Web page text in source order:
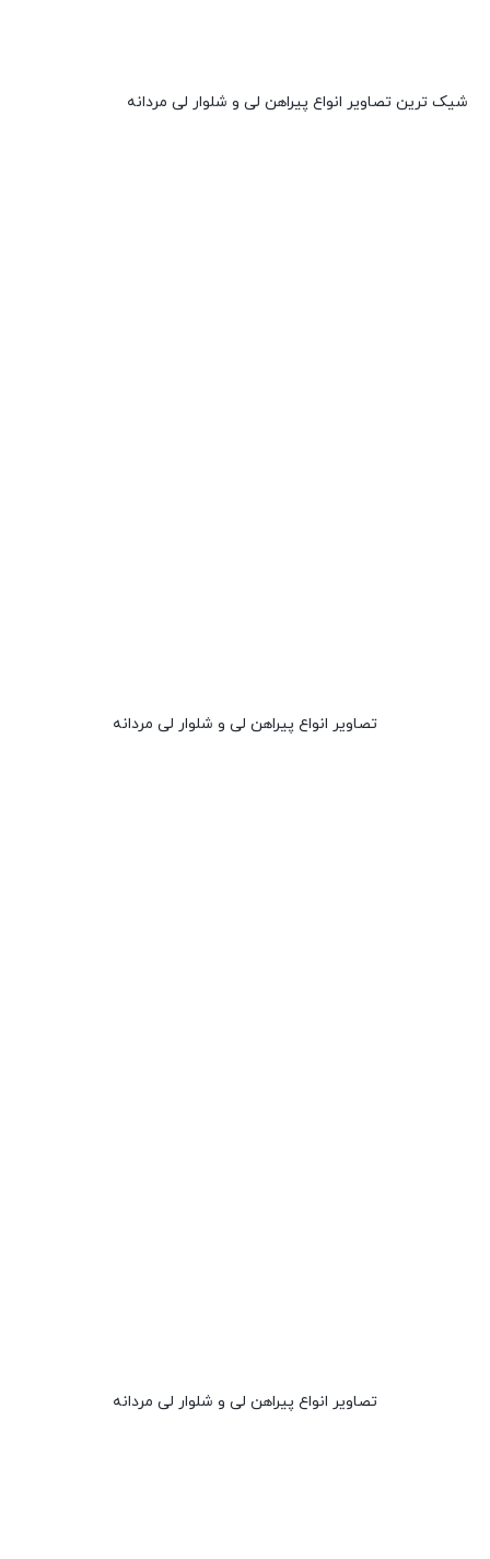
شیک ترین تصاویر انواع پیراهن لی و شلوار لی مردانه
تصاویر انواع پیراهن لی و شلوار لی مردانه
تصاویر انواع پیراهن لی و شلوار لی مردانه